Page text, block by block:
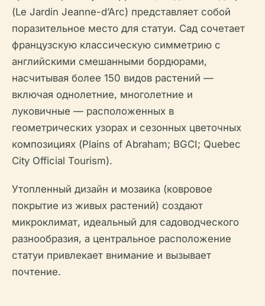
(Le Jardin Jeanne-d’Arc) представляет собой
поразительное место для статуи. Сад сочетает
французскую классическую симметрию с
английскими смешанными бордюрами,
насчитывая более 150 видов растений —
включая однолетние, многолетние и
луковичные — расположенных в
геометрических узорах и сезонных цветочных
композициях (Plains of Abraham; BGCI; Quebec
City Official Tourism).
Утопленный дизайн и мозаика (ковровое
покрытие из живых растений) создают
микроклимат, идеальный для садоводческого
разнообразия, а центральное расположение
статуи привлекает внимание и вызывает
почтение.